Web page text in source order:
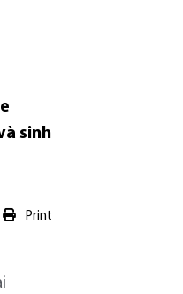
sinh
Print